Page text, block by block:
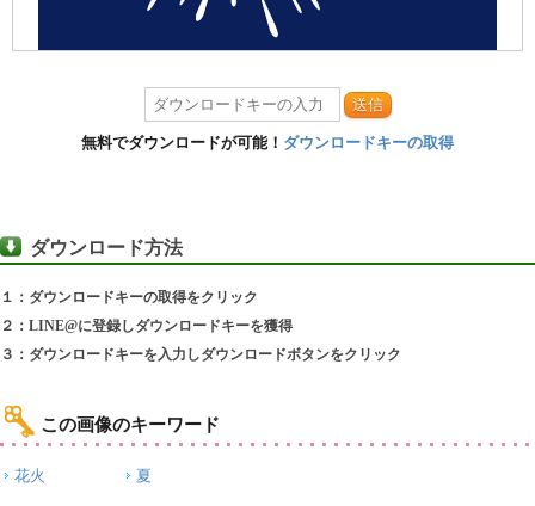
送信
無料でダウンロードが可能！ ダウンロードキーの取得
ダウンロード方法
１：ダウンロードキーの取得をクリック
２：LINE@に登録しダウンロードキーを獲得
３：ダウンロードキーを入力しダウンロードボタンをクリック
この画像のキーワード
花火 夏